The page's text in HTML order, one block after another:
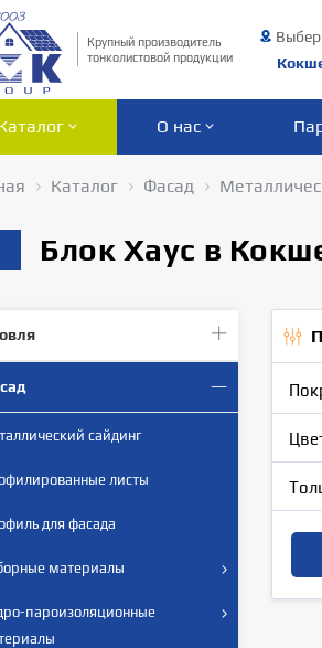
Крупный производитель
тонколистовой продукции
О нас
Каталог Фасад
Блок Хаус в
сайдинг
листы
для фасада
материалы
пароизоляционные